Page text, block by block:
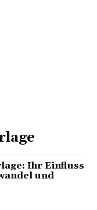
Ihr Einfluss
und